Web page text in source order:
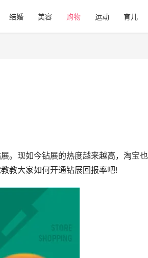
结婚 美容 购物 运动 育儿
。现如今钻展的热度越来越高，淘宝
教大家如何开通钻展回报率吧!